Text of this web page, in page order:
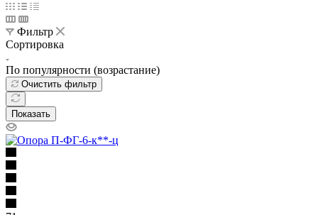
Фильтр
Сортировка
По популярности (возрастание)
Очистить фильтр
Показать